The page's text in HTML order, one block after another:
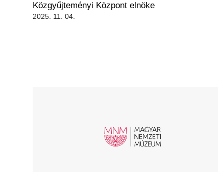
Közgyűjteményi Központ elnöke
2025. 11. 04.